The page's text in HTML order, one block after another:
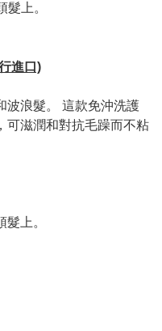
上。
進口)
波浪髮。 這款免沖洗護
可滋潤和對抗毛躁而不粘
上。